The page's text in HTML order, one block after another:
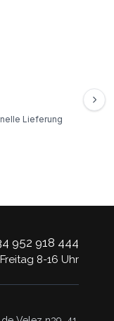
Lieferung
952 918 444
8-16 Uhr